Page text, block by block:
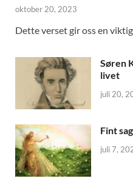
oktober 20, 2023
Dette verset gir oss en
Søren
livet
juli 20,
Fint
juli 7,